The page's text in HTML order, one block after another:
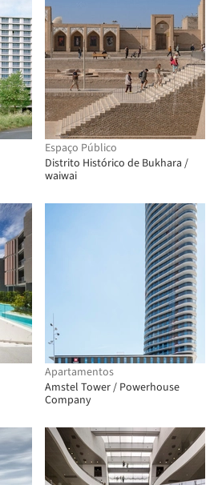
Espaço Público
Distrito Histórico de Bukhara /
waiwai
Apartamentos
Amstel Tower / Powerhouse
Company